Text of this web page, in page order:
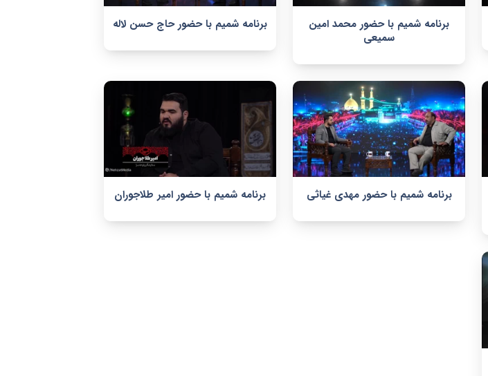
برنامه شمیم با حضور محمد امین
سمیعی
برنامه شمیم با حضور حاج حسن لاله
برنامه شمیم با حضور مهدی غیاثی برنامه شمیم با حضور امیر طلاجوران